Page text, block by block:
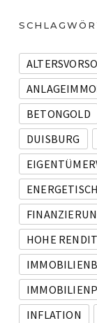
BETONGOLD
DUISBURG
HOHE
INFLATION